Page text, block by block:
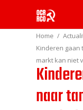
Home
Kinderen gaan
markt kan niet
zorge
naar